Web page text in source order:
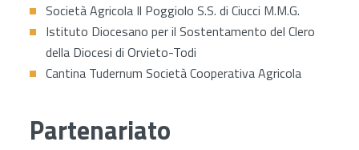
Società Agricola Il Poggiolo S.S. di Ciucci M.M.G.
Istituto Diocesano per il Sostentamento del Clero
della Diocesi di Orvieto-Todi
Cantina Tudernum Società Cooperativa Agricola
Partenariato